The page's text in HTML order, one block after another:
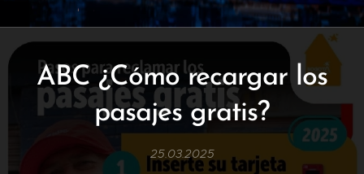
ABC ¿Cómo recargar los
pasajes gratis?
25.03.2025